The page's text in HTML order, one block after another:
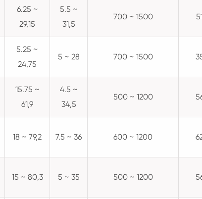
6.25 ~
29,15
5.5 ~
31,5
700 ~ 1500
5.25 ~
24,75
5 ~ 28 700 ~ 1500
15.75 ~
61,9
4.5 ~
34,5
500 ~ 1200
18 ~ 79,2 7.5 ~ 36 600 ~ 1200
15 ~ 80,3 5 ~ 35 500 ~ 1200